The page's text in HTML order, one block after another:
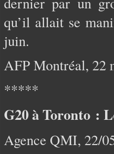
qu’il allait se
juin.
AFP Montréal, 22
*****
G20 à Toronto :
Agence QMI, 22/